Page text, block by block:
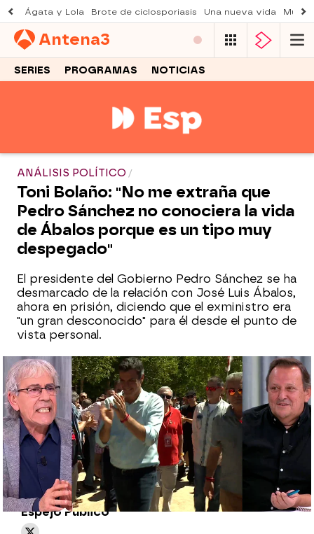
Ágata y Lola Brote de ciclosporiasis Una nueva vida
Antena3
SERIES PROGRAMAS NOTICIAS
ANÁLISIS POLÍTICO
Toni Bolaño: "No me extraña que
Pedro Sánchez no conociera la vida
de Ábalos porque es un tipo muy
despegado"
El presidente del Gobierno Pedro Sánchez se ha
desmarcado de la relación con José Luis Ábalos,
ahora en prisión, diciendo que el exministro era
"un gran desconocido" para él desde el punto de
vista personal.
Pedro Sánchez niega las acusaciones de
Ábalos: "No vamos a aceptar chantajes y
amenazas"
Espejo Público